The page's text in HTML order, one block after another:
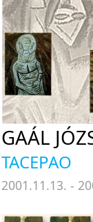
GAÁL
TACEPAO
2001.11.13. -